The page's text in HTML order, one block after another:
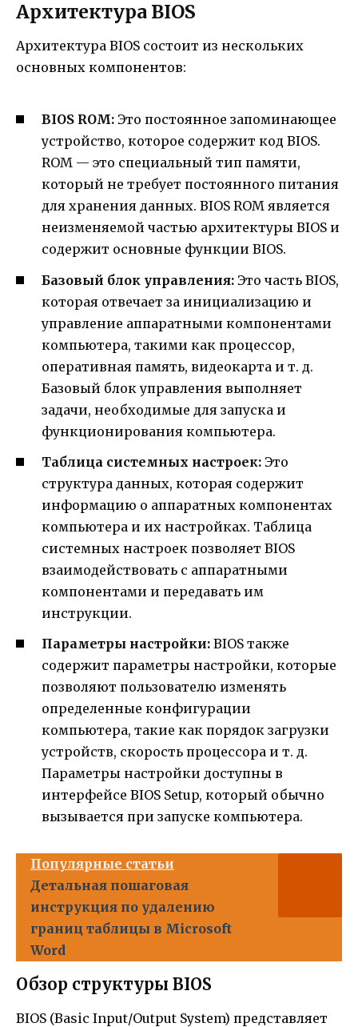
Архитектура BIOS
Архитектура BIOS состоит из нескольких
основных компонентов:
BIOS ROM: Это постоянное запоминающее
устройство, которое содержит код BIOS.
ROM — это специальный тип памяти,
который не требует постоянного питания
для хранения данных. BIOS ROM является
неизменяемой частью архитектуры BIOS и
содержит основные функции BIOS.
Базовый блок управления: Это часть BIOS,
которая отвечает за инициализацию и
управление аппаратными компонентами
компьютера, такими как процессор,
оперативная память, видеокарта и т. д.
Базовый блок управления выполняет
задачи, необходимые для запуска и
функционирования компьютера.
Таблица системных настроек: Это
структура данных, которая содержит
информацию о аппаратных компонентах
компьютера и их настройках. Таблица
системных настроек позволяет BIOS
взаимодействовать с аппаратными
компонентами и передавать им
инструкции.
Параметры настройки: BIOS также
содержит параметры настройки, которые
позволяют пользователю изменять
определенные конфигурации
компьютера, такие как порядок загрузки
устройств, скорость процессора и т. д.
Параметры настройки доступны в
интерфейсе BIOS Setup, который обычно
вызывается при запуске компьютера.
Популярные статьи
Детальная пошаговая
инструкция по удалению
границ таблицы в Microsoft
Word
Обзор структуры BIOS
BIOS (Basic Input/Output System) представляет